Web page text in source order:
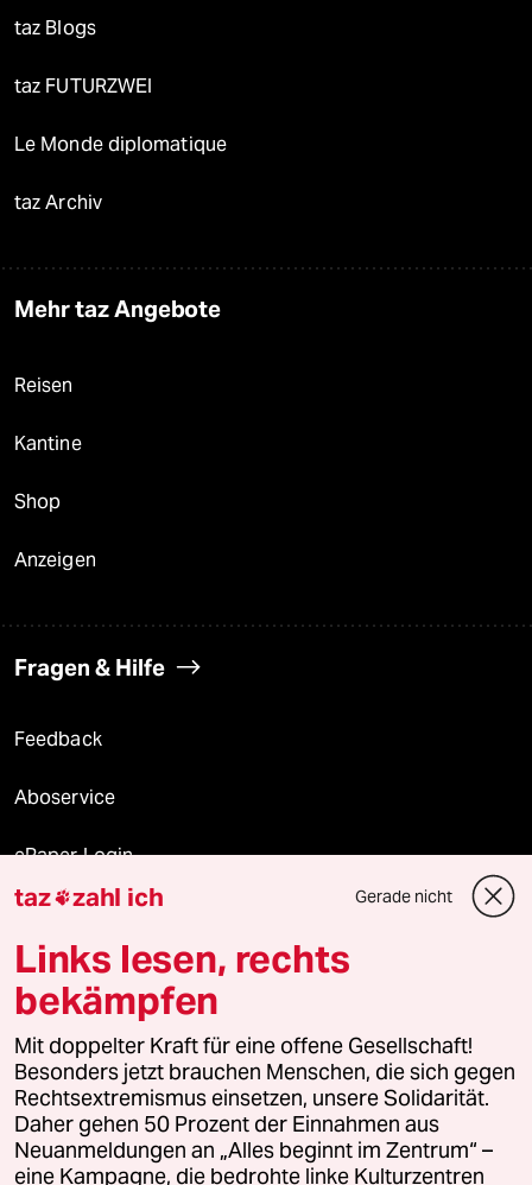
taz Blogs
taz FUTURZWEI
Le Monde diplomatique
taz Archiv
Mehr taz Angebote
Reisen
Kantine
Shop
Anzeigen
Fragen & Hilfe
Feedback
Aboservice
ePaper Login
Downloads für Abonnierende
© 2026 taz Verlags und Vertriebs GmbH
Alle Rechte vorbehalten. Bei rechtlichen Fragen oder für Genehmigungen
wenden Sie sich bitte an lizenzen@taz.de
Feedback Redaktionsstatut Kommune-Richtlinien
taz zahl ich Gerade nicht
Links lesen, rechts
bekämpfen
Mit doppelter Kraft für eine offene Gesellschaft!
Besonders jetzt brauchen Menschen, die sich gegen
Rechtsextremismus einsetzen, unsere Solidarität.
Daher gehen 50 Prozent der Einnahmen aus
Neuanmeldungen an „Alles beginnt im Zentrum“ –
eine Kampagne, die bedrohte linke Kulturzentren